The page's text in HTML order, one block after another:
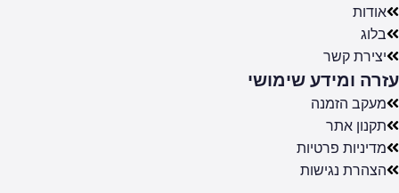
אודות
בלוג
יצירת קשר
עזרה ומידע שימושי
מעקב הזמנה
תקנון אתר
מדיניות פרטיות
הצהרת נגישות